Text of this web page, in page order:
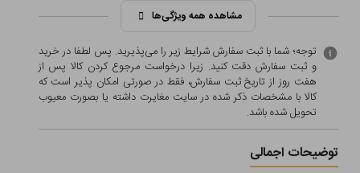
مشاهده همه ویژگی‌ها
توجه؛ شما با ثبت سفارش شرایط زیر را می‌پذیرید. پس لطفا در خرید
و ثبت سفارش دقت کنید. زیرا درخواست مرجوع کردن کالا پس از
هفت روز از تاریخ ثبت سفارش، فقط در صورتی امکان پذیر است که
کالا با مشخصات ذکر شده در سایت مغایرت داشته یا بصورت معيوب
تحویل شده باشد.
توضیحات اجمالی